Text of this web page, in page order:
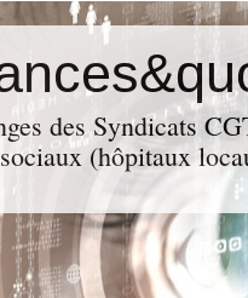
des Syndicats
(hôpitaux